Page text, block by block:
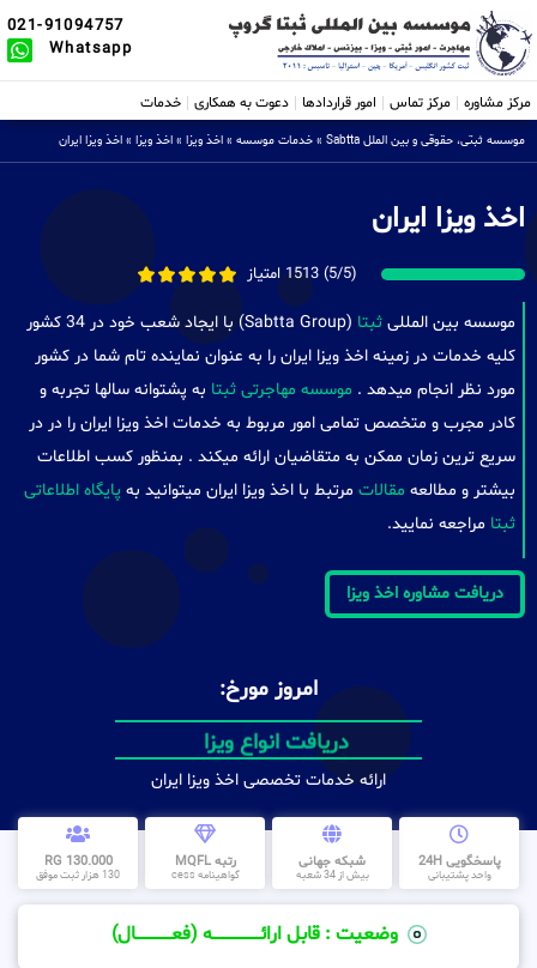
021-91094757
Whatsapp
مرکز مشاوره مرکز تماس امور قراردادها دعوت به همکاری خدمات
موسسه ثبتی، حقوقی و بین الملل Sabtta » خدمات موسسه » اخذ ویزا » اخذ ویزا » اخذ ویزا ایران
اخذ ویزا ایران
(5/5) 1513 امتیاز
موسسه بین المللی ثبتا
(Sabtta Group) با ایجاد شعب خود در 34 کشور
کلیه خدمات در زمینه اخذ ویزا ایران را به عنوان نماینده تام شما در کشور
مورد نظر انجام میدهد . موسسه مهاجرتی ثبتا به پشتوانه سالها تجربه و
کادر مجرب و متخصص تمامی امور مربوط به خدمات اخذ ویزا ایران را در در
سریع ترین زمان ممکن به متقاضیان ارائه میکند . بمنظور کسب اطلاعات
بیشتر و مطالعه مقالات مرتبط با اخذ ویزا ایران میتوانید به پایگاه اطلاعاتی
ثبتا مراجعه نمایید.
دریافت مشاوره اخذ ویزا
امروز مورخ:
دریافت انواع ویزا
ارائه خدمات تخصصی اخذ ویزا ایران
پاسخگویی 24H
واحد پشتیبانی
شبکه جهانی
بیش از 34 شعبه
رتبه MQFL
گواهینامه cess
130.000 RG
130 هزار ثبت موفق
وضعیت : قابل ارائــــــــــــــــــــه (فعـــــــــــــــال)